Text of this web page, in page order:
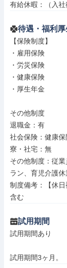
有給休暇：（入社
待遇・福利厚
【保険制度】
・雇用保険
・労災保険
・健康保険
・厚生年金
その他制度
退職金：有
社会保険：健康
寮・社宅：無
その他制度：従
ラン、育児介護
制度備考：【休
含む
試用期間
試用期間あり
試用期間3ヶ月。